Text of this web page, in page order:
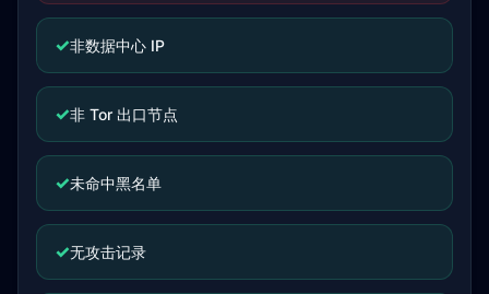
✓非数据中心 IP
✓非 Tor 出口节点
✓未命中黑名单
✓无攻击记录